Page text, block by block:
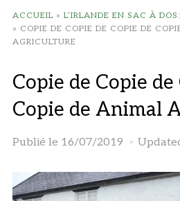
ACCUEIL » L’IRLANDE EN SAC À
» COPIE DE COPIE DE COPIE DE
AGRICULTURE
Copie de Copie de
Copie de Animal
Publié le 16/07/2019